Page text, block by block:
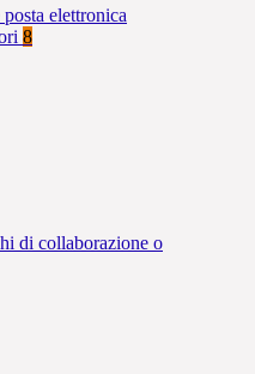
elettronica
8
di collaborazione o